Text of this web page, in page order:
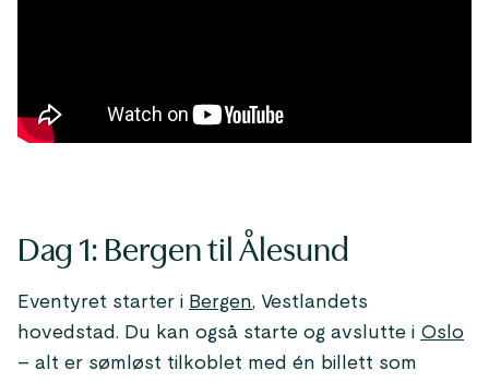
Dag 1: Bergen til Ålesund
Eventyret starter i Bergen, Vestlandets
hovedstad. Du kan også starte og avslutte i Oslo
– alt er sømløst tilkoblet med én billett som